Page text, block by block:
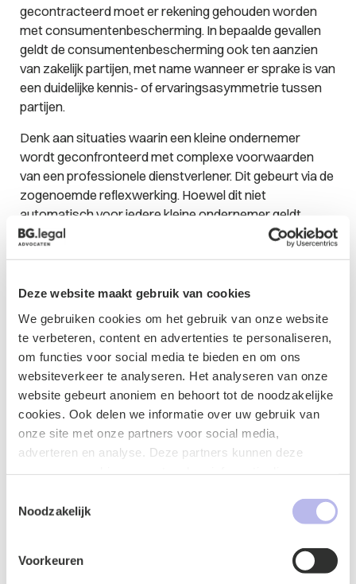
Deze website maakt gebruik van cookies
We gebruiken cookies om het gebruik van onze website
te verbeteren, content en advertenties te personaliseren,
om functies voor social media te bieden en om ons
websiteverkeer te analyseren. Het analyseren van onze
website gebeurt anoniem en behoort tot de noodzakelijke
cookies. Ook delen we informatie over uw gebruik van
onze site met onze partners voor social media,
adverteren en analyse. Deze partners kunnen deze
uw gebruik van hun services.
Noodzakelijk
Voorkeuren
gecontracteerd moet er rekening gehouden worden
met consumentenbescherming. In bepaalde gevallen
geldt de consumentenbescherming ook ten aanzien
van zakelijk partijen, met name wanneer er sprake is van
een duidelijke kennis- of ervaringsasymmetrie tussen
partijen.
Denk aan situaties waarin een kleine ondernemer
wordt geconfronteerd met complexe voorwaarden
van een professionele dienstverlener. Dit gebeurt via de
zogenoemde reflexwerking. Hoewel dit niet
automatisch voor iedere kleine ondernemer geldt,
vergroot het wel het juridische risico voor de gebruiker
Wat betekent dit voor
ondernemers?
Ondernemers kunnen algemene voorwaarden niet
langer zien als een statisch document waar zij zich te
pas en te onpas op kunnen beroepen. De algemene
voorwaarden moeten:
inhoudelijk aansluiten bij de aard van de
dienstverlening of levering;
correct en aantoonbaar worden verstrekt;
rekening houden met de positie en kennis van de
regelmatig worden getoetst aan actuele